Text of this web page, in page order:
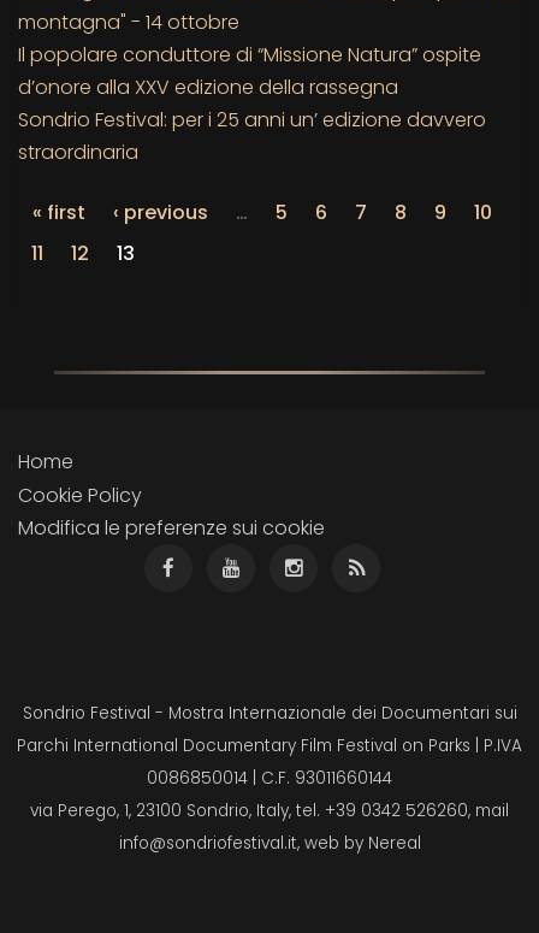
montagna" - 14 ottobre
Il popolare conduttore di “Missione Natura” ospite
d’onore alla XXV edizione della rassegna
Sondrio Festival: per i 25 anni un’ edizione davvero
straordinaria
« first ‹ previous … 5 6 7 8 9
10
11
12 13
Home
Cookie Policy
Modifica le preferenze sui cookie
Sondrio Festival - Mostra Internazionale dei Documentari sui
Parchi International Documentary Film Festival on Parks | P.IVA
0086850014 | C.F. 93011660144
via Perego, 1, 23100 Sondrio, Italy, tel. +39 0342 526260, mail
info@sondriofestival.it, web by Nereal